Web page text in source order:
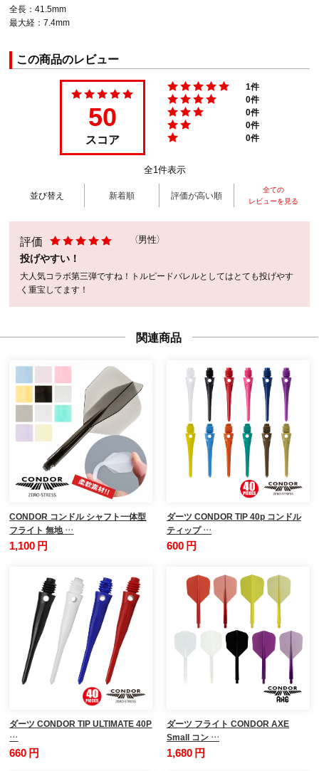
全長：41.5mm
最大経：7.4mm
この商品のレビュー
50
スコア
1件
0件
0件
0件
0件
全1件表示
並び替え 新着順 評価が高い順
全ての
レビューを見る
評価 （男性）
投げやすい！
大人気コラボ第三弾ですね！トルピードバレルとしてはとても投げやす
く重宝してます！
関連商品
CONDOR コンドル シャフト一体型
フライト 無地 …
1,100 円
ダーツ CONDOR TIP 40p コンドル
ティップ …
600 円
ダーツ CONDOR TIP ULTIMATE 40P
…
660 円
ダーツ フライト CONDOR AXE
Small コン …
1,680 円